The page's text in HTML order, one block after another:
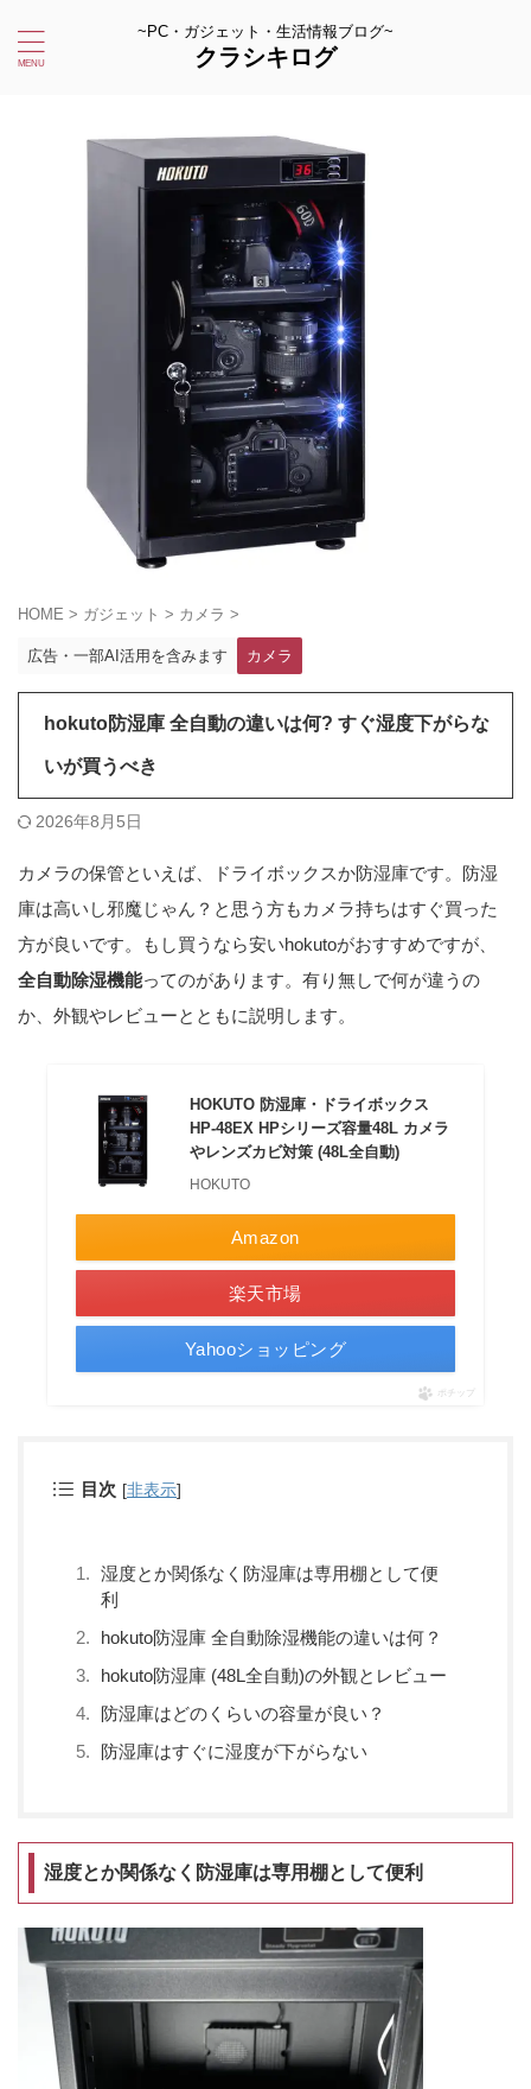
~PC・ガジェット・生活情報ブログ~
クラシキログ
HOME > ガジェット > カメラ >
広告・一部AI活用を含みます カメラ
hokuto防湿庫 全自動の違いは何? すぐ湿度下がらな
いが買うべき
2026年8月5日
カメラの保管といえば、ドライボックスか防湿庫です。防湿
庫は高いし邪魔じゃん？と思う方もカメラ持ちはすぐ買った
方が良いです。もし買うなら安いhokutoがおすすめですが、
全自動除湿機能ってのがあります。有り無しで何が違うの
か、外観やレビューとともに説明します。
HOKUTO 防湿庫・ドライボックス
HP-48EX HPシリーズ容量48L カメラ
やレンズカビ対策 (48L全自動)
HOKUTO
Amazon
楽天市場
Yahooショッピング
ポチップ
目次 [非表示]
湿度とか関係なく防湿庫は専用棚として便
利
hokuto防湿庫 全自動除湿機能の違いは何？
hokuto防湿庫 (48L全自動)の外観とレビュー
防湿庫はどのくらいの容量が良い？
防湿庫はすぐに湿度が下がらない
湿度とか関係なく防湿庫は専用棚として便利